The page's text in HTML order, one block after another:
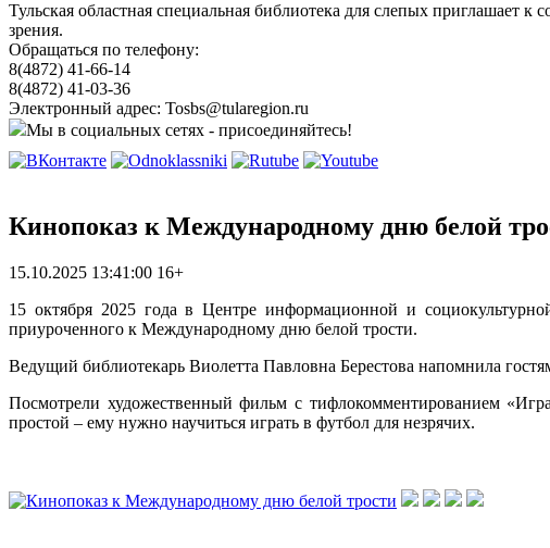
Тульская областная специальная библиотека для слепых приглашает
зрения.
Обращаться по телефону:
8(4872) 41-66-14
8(4872) 41-03-36
Электронный адрес: Tosbs@tularegion.ru
Мы в социальных сетях - присоединяйтесь!
Кинопоказ к Международному дню белой
15.10.2025 13:41:00 16+
15 октября 2025 года в Центре информационной и
приуроченного к Международному дню белой трости.
Ведущий библиотекарь Виолетта Павловна Берестова напомнила
Посмотрели художественный фильм с тифлокомментированием
простой – ему нужно научиться играть в футбол для незрячих.